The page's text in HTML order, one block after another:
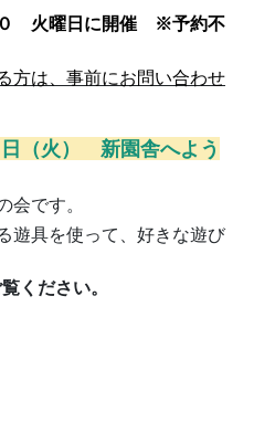
０ 火曜日に開催 ※予約不
方は、事前にお問い合わせ
日（火） 新園舎へよう
会です。
遊具を使って、好きな遊び
ください。